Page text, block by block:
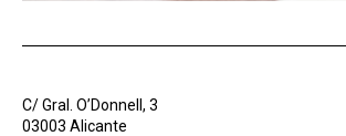
C/ Gral. O’Donnell, 3
03003 Alicante